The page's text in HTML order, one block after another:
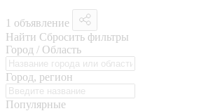
1 объявление
Найти Сбросить фильтры
Город / Область
Город, регион
Популярные